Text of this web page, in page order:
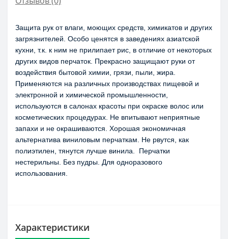
Защита рук от влаги, моющих средств, химикатов и других
загрязнителей. Особо ценятся в заведениях азиатской
кухни, т.к. к ним не прилипает рис, в отличие от некоторых
других видов перчаток. Прекрасно защищают руки от
Применяются на различных производствах пищевой и
электронной и химической промышленности,
используются в салонах красоты при окраске волос или
косметических процедурах. Не впитывают неприятные
запахи и не окрашиваются. Хорошая экономичная
альтернатива виниловым перчаткам. Не рвутся, как
полиэтилен, тянутся лучше винила.  Перчатки
нестерильны. Без пудры. Для одноразового
использования.
Характеристики